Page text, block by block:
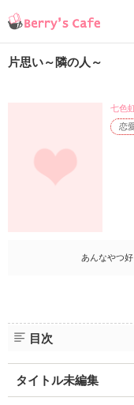
片思い～隣の人～
恋
七色
あんなやつ
目次
タイトル未編集